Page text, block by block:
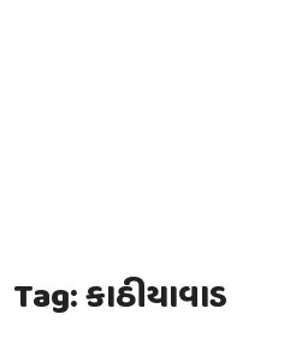
Tag:કાઠીયાવાડ